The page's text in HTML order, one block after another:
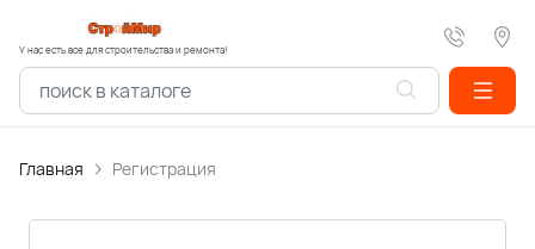
У нас есть все для строительства и ремонта!
Главная Регистрация